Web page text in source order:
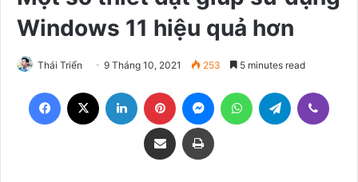
Windows 11 hiệu quả hơn
Thái Triển 9 Tháng 10, 2021 253 5 minutes read
Facebook LinkedIn Pinterest MessengerWhatsAppTelegram
Share via Email Print